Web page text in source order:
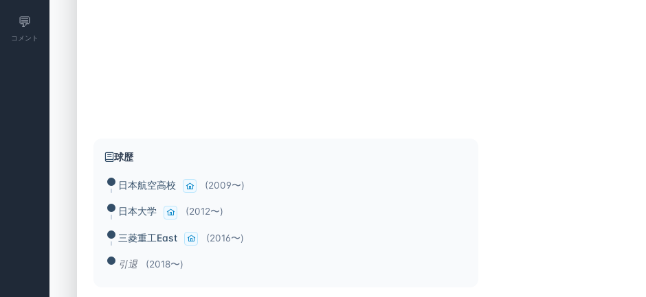
💬
コメント
球歴
日本航空高校 (2009〜)
日本大学 (2012〜)
三菱重工East (2016〜)
引退 (2018〜)